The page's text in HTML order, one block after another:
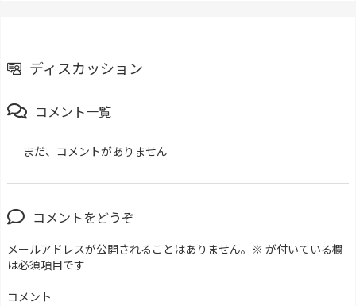
ディスカッション
コメント一覧
まだ、コメントがありません
コメントをどうぞ
メールアドレスが公開されることはありません。 ※ が付いている欄
は必須項目です
コメント